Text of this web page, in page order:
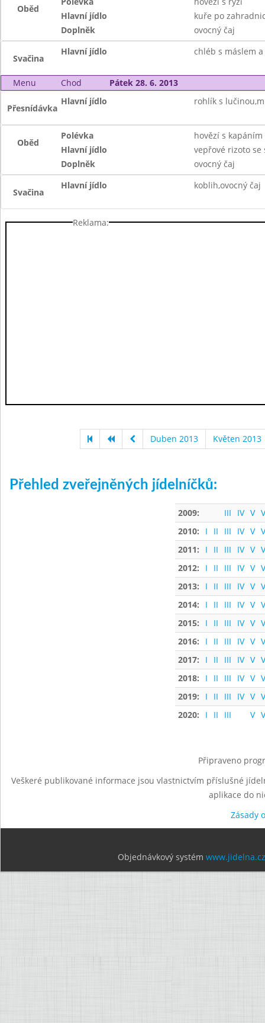
Oběd
Hlavní jídlo
kuře po
Doplněk
ovocný čaj
Svačina
Hlavní jídlo chléb s máslem
Menu Chod Pátek 28. 6. 2013
Přesnídávka
Hlavní jídlo rohlík s
Oběd
Polévka
hovězí s kapáním
Hlavní jídlo
vepřové rizoto se
Doplněk
ovocný čaj
Svačina
Hlavní jídlo koblih,ovocný čaj
Reklama:
Duben 2013 Květen 2013
Přehled zveřejněných jídelníčků:
2009: III IV V
2010:
I II III IV V
2011:
I II III IV V
2012:
I II III IV V
2013:
I II III IV V
2014:
I II III IV V
2015:
I II III IV V
2016:
I II III IV V
2017:
I II III IV V
2018:
I II III IV V
2019:
I II III IV V
2020:
I II III V
Připraveno
Veškeré publikované informace jsou vlastnictvím příslušné
aplikace do
Zásady
Objednávkový systém www.jidelna.cz